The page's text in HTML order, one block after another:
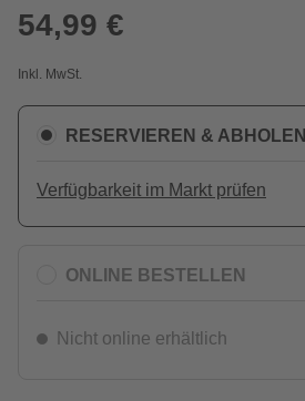
54,99 €
Inkl. MwSt.
RESERVIEREN & ABHOLEN
Verfügbarkeit im Markt prüfen
ONLINE BESTELLEN
Nicht online erhältlich